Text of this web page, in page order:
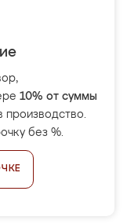
10% от суммы
производство.
без %.